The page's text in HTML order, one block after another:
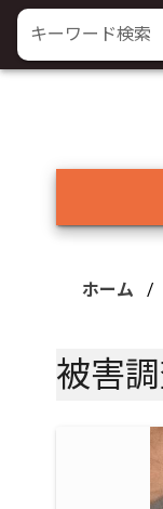
キーワード検索
ホーム /
被害